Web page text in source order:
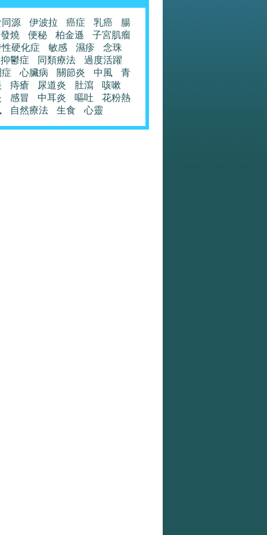
源 伊波拉 癌症 乳癌
腸
發燒
便秘 柏金遜
子宮肌瘤
硬化症
敏感 濕疹
念珠
抑鬱症
同類療法
過度活躍
心臟病 關節炎 中風
青
痔瘡 尿道炎 肚瀉
咳嗽
感冒 中耳炎 嘔吐
花粉熱
自然療法 生食 心靈